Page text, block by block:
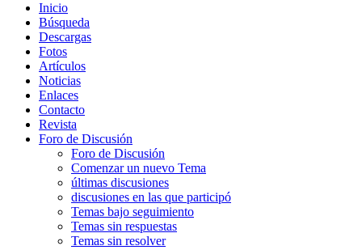
Inicio
Búsqueda
Descargas
Fotos
Artículos
Noticias
Enlaces
Contacto
Revista
Foro de Discusión
Foro de Discusión
Comenzar un nuevo Tema
últimas discusiones
discusiones en las que participó
Temas bajo seguimiento
Temas sin respuestas
Temas sin resolver